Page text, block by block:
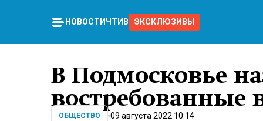
НОВОСТИ ЧТИВО ЭКСКЛЮЗИВЫ
В Подмосковье
востребованные
ОБЩЕСТВО 09 августа 2022 10:14